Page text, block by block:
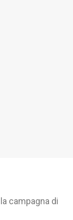
campagna di